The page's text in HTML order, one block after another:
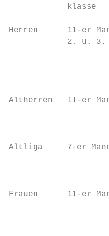
klasse
Herren      11-er
2. u.
Altherren   11-er
Altliga     7-er
Frauen      11-er